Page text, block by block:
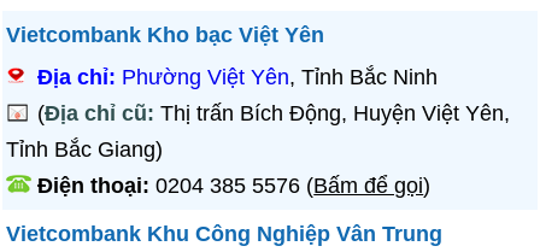
Vietcombank Kho bạc Việt Yên
Địa chỉ: Phường Việt Yên, Tỉnh Bắc Ninh
(Địa chỉ cũ:Thị trấn Bích Động, Huyện Việt Yên,
Tỉnh Bắc Giang)
Điện thoại:0204 385 5576 (Bấm để gọi)
Vietcombank Khu Công Nghiệp Vân Trung